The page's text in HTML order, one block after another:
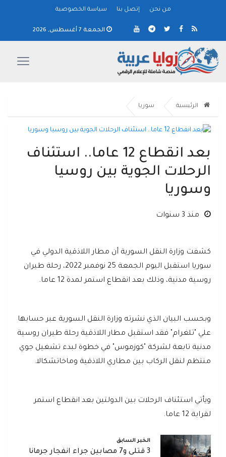
من نحن إتصل بنا سياسة الخصوصية
الجمعة 7 أغسطس, 2026
الرئيسية سوريا
بعد انقطاع 12 عاما.. استئناف
الرحلات الجوية بين روسيا
وسوريا
منذ 3 سنوات
كشفت وزارة النقل السورية أن مطار اللاذقية الدولي في
سوريا استقبل اليوم الجمعة 25 نوفمبر 2022، رحلة طيران
روسية مدنية، وذلك بعد انقطاع استمر لمدة 12 عاما.
وبحسب البيان الذي نشرته وزارة النقل السورية عبر حسابها
علي "تلغرام" فقد استقبل مطار اللاذقية رحلة طيران روسية
مدنية تابعة لشركة "كوزموس" في خطوة لبدء تشغيل جوي
منتظم لنقل الركاب بين مطاري اللاذقية وماخاتشكالا.
ويأتي استئناف الرحلات بين الدولتين بعد انقطاع استمر
لقرابة 12 عاما.
الخبر السابق
3 قتلى و7 مصابين جراء انفجار جرمانا